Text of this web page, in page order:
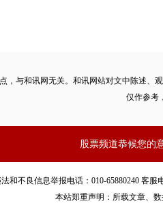
，与和讯网无关。和讯网站对文中陈述
仅作参考
股票频道恭候您的
和不良信息举报电话：010-65880240 客服
本站郑重声明：所载文章、